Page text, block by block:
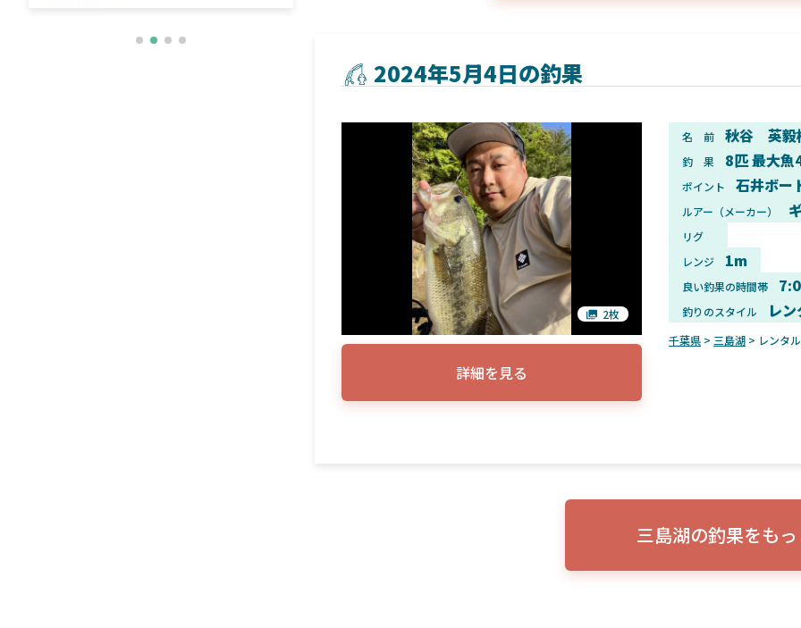
2024年5月4日の釣果
2枚
名 前 秋谷 英毅
釣 果 8匹 最大
ポイント 石井ボー
ルアー（メーカー）
リグ
レンジ
1m
良い釣果の時間帯
釣りのスタイル レ
千葉県 > 三島湖 > レンタ
詳細を見る
三島湖の釣果をも